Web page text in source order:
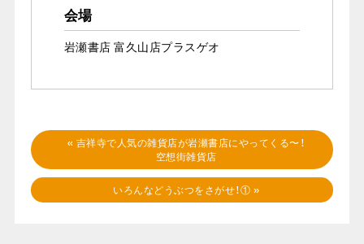
会場
岩瀬書店 富久山店プラスゲオ
« 吉祥寺で人気の雑貨店が岩瀬書店にやってくる〜！
空想街雑貨店
いろんなどうぶつをさがせ！① »